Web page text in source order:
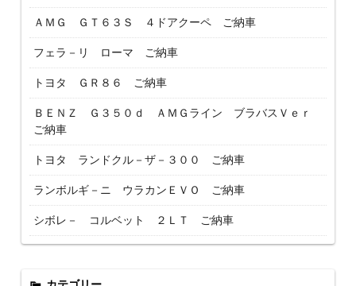
ＡＭＧ ＧＴ６３Ｓ ４ドアクーペ ご納車
フェラ－リ ローマ ご納車
トヨタ ＧＲ８６ ご納車
ＢＥＮＺ Ｇ３５０ｄ ＡＭＧライン ブラバスＶｅｒ
ご納車
トヨタ ランドクル－ザ－３００ ご納車
ランボルギ－ニ ウラカンＥＶＯ ご納車
シボレ－ コルベット ２ＬＴ ご納車